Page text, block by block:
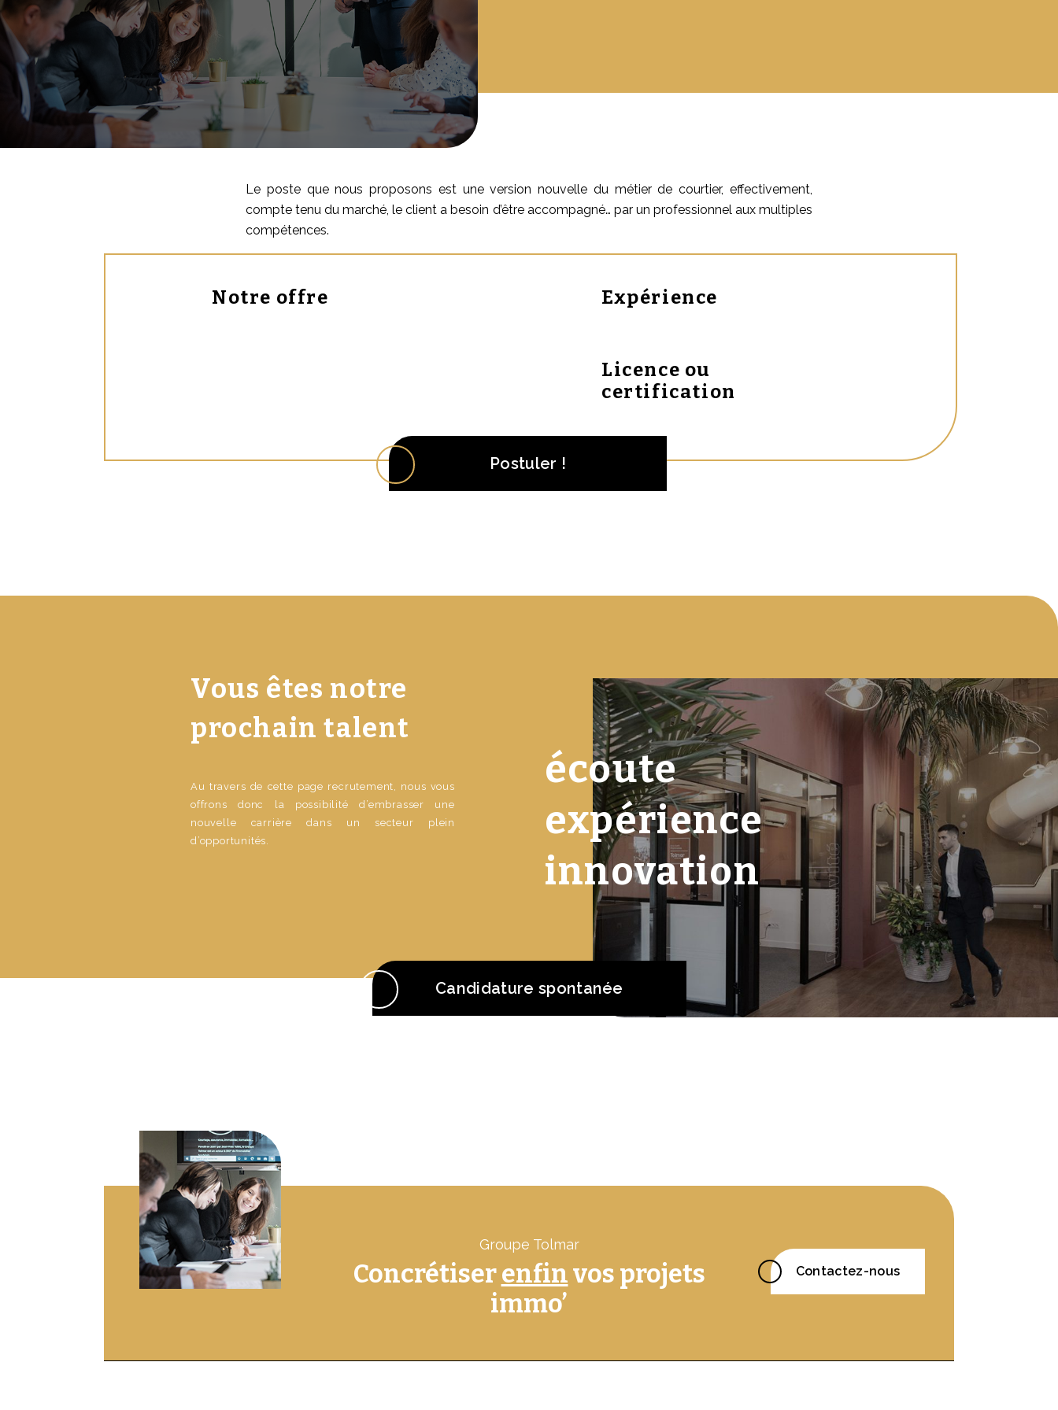
Le poste que nous proposons est une version nouvelle du métier de courtier, effectivement,
compte tenu du marché, le client a besoin d’être accompagné… par un professionnel aux multiples
compétences.
Notre offre
Postuler !
Expérience
Licence ou
certification
Vous êtes notre
prochain talent
Au travers de cette page recrutement, nous vous
offrons donc la possibilité d’embrasser une
nouvelle carrière dans un secteur plein
d’opportunités.
écoute
expérience
innovation
Candidature spontanée
Groupe Tolmar
Concrétiserenfinvos projets
immo’
Contactez-nous